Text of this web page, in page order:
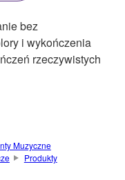
bez
i wykończenia
rzeczywistych
Muzyczne
Produkty